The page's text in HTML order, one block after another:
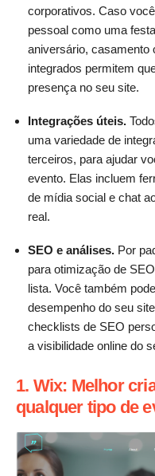
corporativos. Caso
pessoal como uma
aniversário, casamento
integrados permitem
presença no seu site.
Integrações úteis.
uma variedade de
terceiros, para ajudar
evento. Elas incluem
de mídia social e chat
real.
SEO e análises. Por
para otimização de
lista. Você também
desempenho do seu
checklists de SEO
a visibilidade online do
1. Wix: Melhor
qualquer tipo de